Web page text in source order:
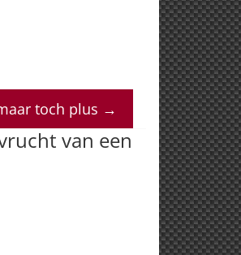
toch plus →
van een